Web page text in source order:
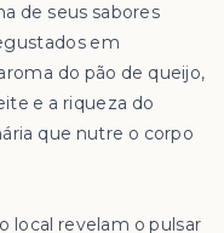
de seus sabores
em
do pão de queijo,
e a riqueza do
que nutre o corpo
local revelam o pulsar